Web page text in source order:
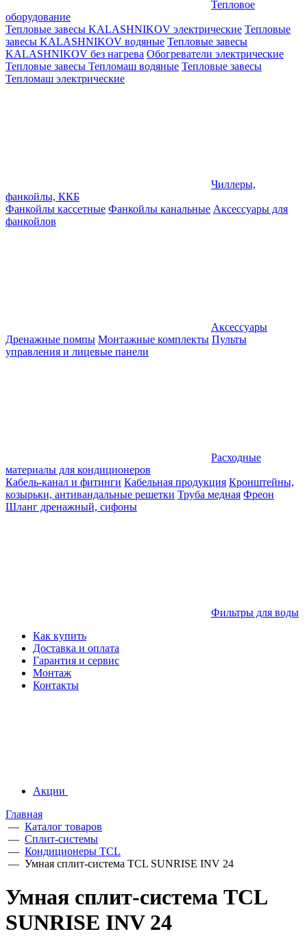
Тепловое
оборудование
Тепловые завесы KALASHNIKOV электрические Тепловые
завесы KALASHNIKOV водяные Тепловые завесы
KALASHNIKOV без нагрева Обогреватели электрические
Тепловые завесы Тепломаш водяные Тепловые завесы
Тепломаш электрические
Чиллеры,
фанкойлы, ККБ
Фанкойлы кассетные Фанкойлы канальные Аксессуары для
фанкойлов
Аксессуары
Дренажные помпы Монтажные комплекты Пульты
управления и лицевые панели
Расходные
материалы для кондиционеров
Кабель-канал и фитинги Кабельная продукция Кронштейны,
козырьки, антивандальные решетки Труба медная Фреон
Шланг дренажный, сифоны
Фильтры для воды
Как купить
Доставка и оплата
Гарантия и сервис
Монтаж
Контакты
Акции
Главная
— Каталог товаров
— Сплит-системы
— Кондиционеры TCL
— Умная сплит-система TCL SUNRISE INV 24
Умная сплит-система TCL
SUNRISE INV 24